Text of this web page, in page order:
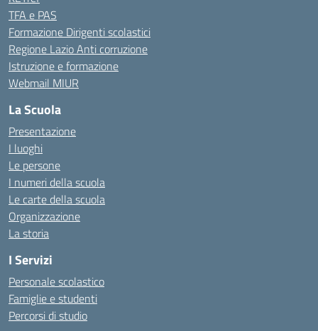
TFA e PAS
Formazione Dirigenti scolastici
Regione Lazio Anti corruzione
Istruzione e formazione
Webmail MIUR
La Scuola
Presentazione
I luoghi
Le persone
I numeri della scuola
Le carte della scuola
Organizzazione
La storia
I Servizi
Personale scolastico
Famiglie e studenti
Percorsi di studio